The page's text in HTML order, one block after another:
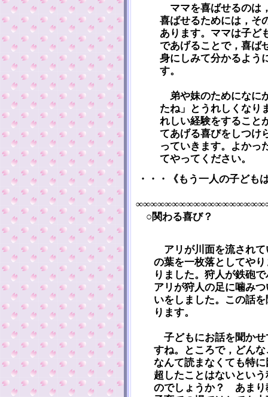
ママを喜ばせるのは
喜ばせるためには，そ
あります。ママは子ど
であげることで，喜ば
身にしみて分かるよう
す。
弟や妹のためになに
たね」とうれしくなり
れしい経験をすること
てあげる喜びをしつけ
っていきます。よかっ
てやってください。
・・・《もう一人の子ども
○関わる喜び？
アリが川面を流されて
の葉を一枚落としてや
りました。狩人が鉄砲
アリが狩人の足に噛み
いをしました。この話
ります。
子どもにお話を聞かせ
すね。ところで，どん
なんて読まなくても特
超したことはないとい
のでしょうか？ あまり